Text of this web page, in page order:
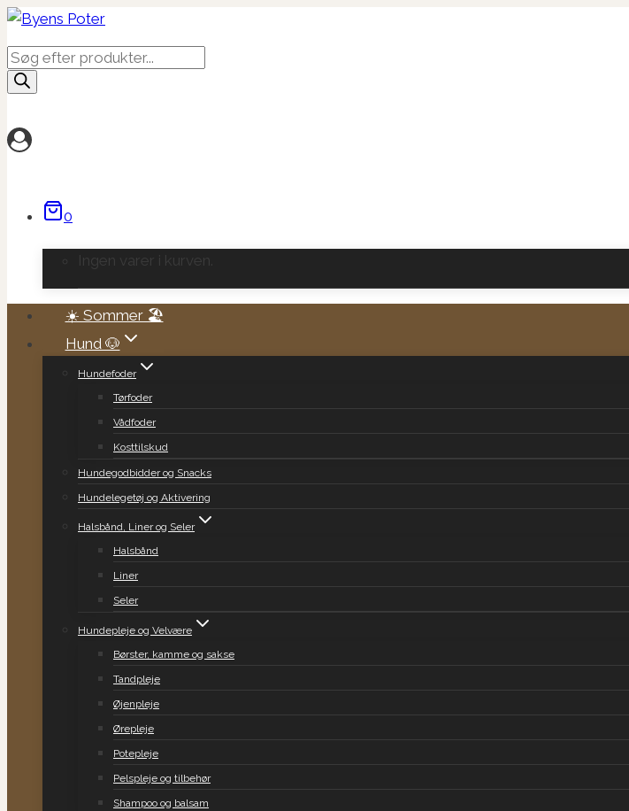
Fortsæt
til
indhold
Products
search
0
Ingen varer i kurven.
☀️ Sommer 🏖️
Hund 🐶
Hundefoder
Tørfoder
Vådfoder
Kosttilskud
Hundegodbidder og Snacks
Hundelegetøj og Aktivering
Halsbånd, Liner og Seler
Halsbånd
Liner
Seler
Hundepleje og Velvære
Børster, kamme og sakse
Tandpleje
Øjenpleje
Ørepleje
Potepleje
Pelspleje og tilbehør
Shampoo og balsam